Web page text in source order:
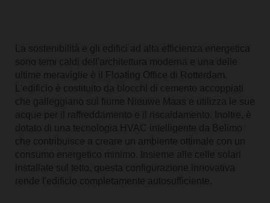
La sostenibilità e gli edifici ad alta efficienza energetica
sono temi caldi dell'architettura moderna e una delle
ultime meraviglie è il Floating Office di Rotterdam.
L'edificio è costituito da blocchi di cemento accoppiati
che galleggiano sul fiume Nieuwe Maas e utilizza le sue
acque per il raffreddamento e il riscaldamento. Inoltre, è
dotato di una tecnologia HVAC intelligente da Belimo
che contribuisce a creare un ambiente ottimale con un
consumo energetico minimo. Insieme alle celle solari
installate sul tetto, questa configurazione innovativa
rende l'edificio completamente autosufficiente.